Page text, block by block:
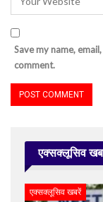
Save my name,
comment.
एक्सक्लूसिव
एक्सक्लूसिव खबरें